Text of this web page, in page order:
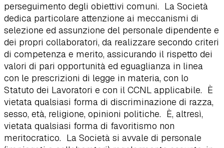
perseguimento degli obiettivi comuni. La Società
dedica particolare attenzione ai meccanismi di
selezione ed assunzione del personale dipendente e
dei propri collaboratori, da realizzare secondo criteri
di competenza e merito, assicurando il rispetto dei
valori di pari opportunità ed eguaglianza in linea
con le prescrizioni di legge in materia, con lo
Statuto dei Lavoratori e con il CCNL applicabile. È
vietata qualsiasi forma di discriminazione di razza,
sesso, età, religione, opinioni politiche. È, altresì,
vietata qualsiasi forma di favoritismo non
meritocratico. La Società si avvale di personale